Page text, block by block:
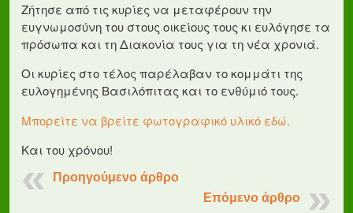
Ζήτησε από τις κυρίες να μεταφέρουν την
ευγνωμοσύνη του στους οικείους τους κι ευλόγησε τα
πρόσωπα και τη Διακονία τους για τη νέα χρονιά.
Οι κυρίες στο τέλος παρέλαβαν το κομμάτι της
ευλογημένης Βασιλόπιτας και το ενθύμιό τους.
Μπορείτε να βρείτε φωτογραφικό υλικό εδώ.
Και του χρόνου!
Προηγούμενο άρθρο
Επόμενο άρθρο